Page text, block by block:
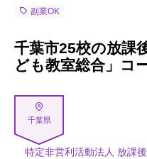
副業OK
千葉市25校の放課
ども教室総合」コ
千葉県
特定非営利活動法人 放課